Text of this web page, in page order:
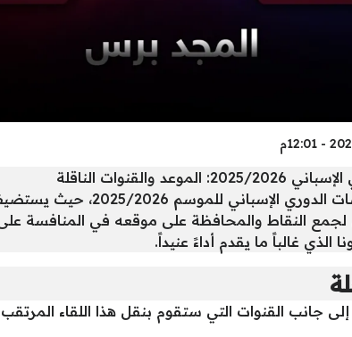
الناقلة
تتجه الأنظار إلى مباراة قوية
لجمع النقاط والمحافظة على موقعه في المنافسة على
الذي غالباً ما يقدم أداءً عنيداً.
إلى جانب القنوات التي ستقوم بنقل هذا اللقاء